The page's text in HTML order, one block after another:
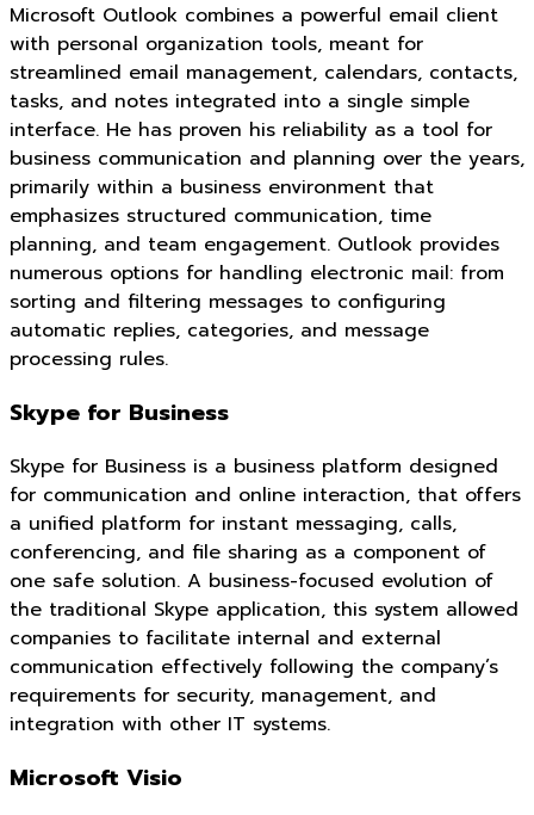
Microsoft Outlook combines a powerful email client
with personal organization tools, meant for
streamlined email management, calendars, contacts,
tasks, and notes integrated into a single simple
interface. He has proven his reliability as a tool for
business communication and planning over the years,
primarily within a business environment that
emphasizes structured communication, time
planning, and team engagement. Outlook provides
numerous options for handling electronic mail: from
sorting and filtering messages to configuring
automatic replies, categories, and message
processing rules.
Skype for Business
Skype for Business is a business platform designed
for communication and online interaction, that offers
a unified platform for instant messaging, calls,
conferencing, and file sharing as a component of
one safe solution. A business-focused evolution of
the traditional Skype application, this system allowed
companies to facilitate internal and external
communication effectively following the company’s
requirements for security, management, and
integration with other IT systems.
Microsoft Visio